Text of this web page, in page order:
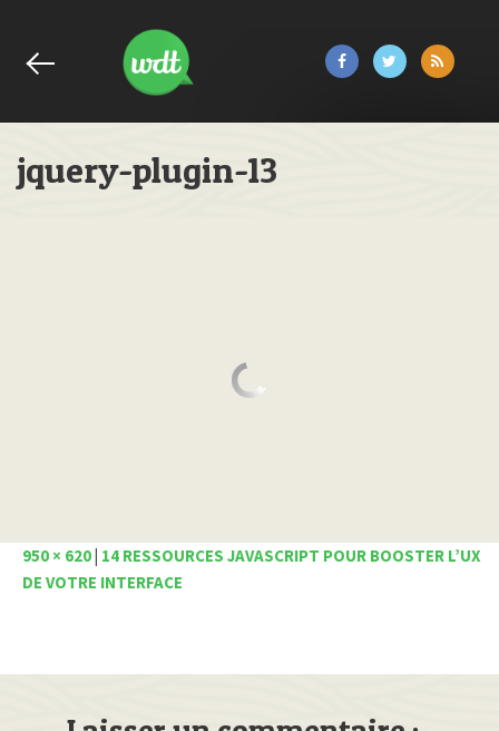
jquery-plugin-13
950 × 620| 14 RESSOURCES JAVASCRIPT POUR BOOSTER L’UX
DE VOTRE INTERFACE